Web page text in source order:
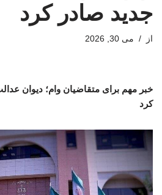
جدید صادر کرد
از می 30, 2026
خبر مهم برای متقاضیان وام؛ دیوان
کرد